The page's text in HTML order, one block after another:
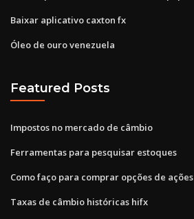
Baixar aplicativo caxton fx
Óleo de ouro venezuela
Featured Posts
Impostos no mercado de câmbio
Ferramentas para pesquisar estoques
Como faço para comprar opções de ações
Taxas de câmbio históricas hifx